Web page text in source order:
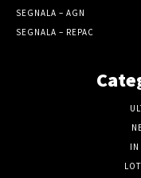
SEGNALA – AGN
SEGNALA – REPAC
IN